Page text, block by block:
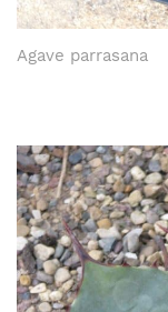
Agave parrasana